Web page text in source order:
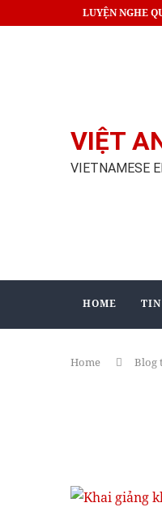
LUYỆN NGHE
VIỆT
VIETNAMESE
HOME
Home Blog